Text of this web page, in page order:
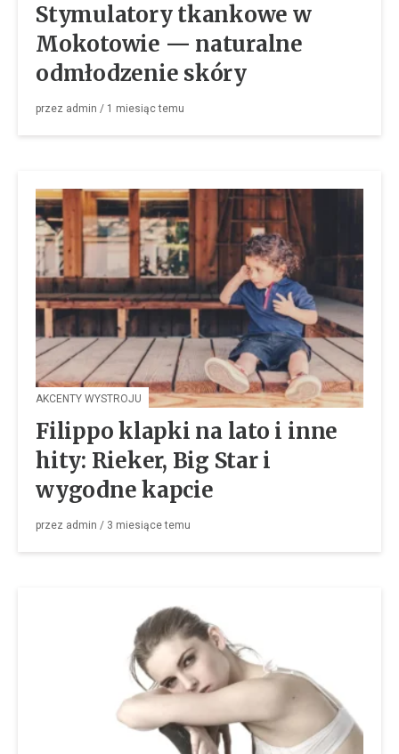
Stymulatory tkankowe w
Mokotowie — naturalne
odmłodzenie skóry
przez admin / 1 miesiąctemu
AKCENTY WYSTROJU
Filippo klapki na lato i inne
hity: Rieker, Big Star i
wygodne kapcie
przez admin / 3 miesiącetemu